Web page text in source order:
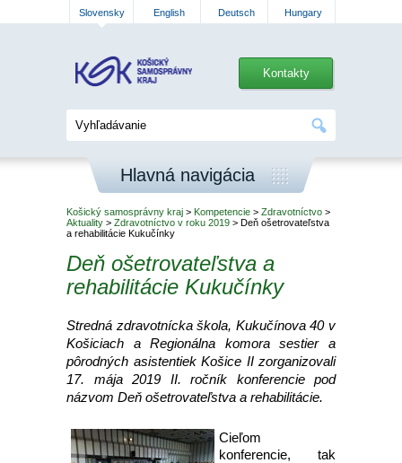
Slovensky English Deutsch Hungary
Kontakty
Hlavná navigácia
Košický samosprávny kraj > Kompetencie > Zdravotníctvo >
Aktuality > Zdravotníctvo v roku 2019 > Deň ošetrovateľstva
a rehabilitácie Kukučínky
Deň ošetrovateľstva a
rehabilitácie Kukučínky
Stredná zdravotnícka škola, Kukučínova 40 v
Košiciach a Regionálna komora sestier a
pôrodných asistentiek Košice II zorganizovali
17. mája 2019 II. ročník konferencie pod
názvom Deň ošetrovateľstva a rehabilitácie.
Cieľom
konferencie, tak